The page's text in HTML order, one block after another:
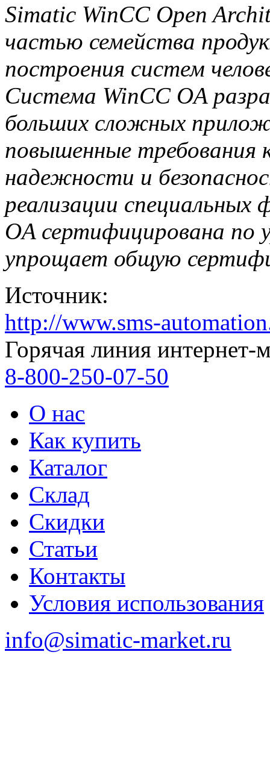
Simatic WinCC Open
частью семейства
построения систем
Система WinCC OA
больших сложных
повышенные
надежности и
реализации специальных
OA сертифицирована по
упрощает общую
Источник:
http://www.sms-
Горячая линия интернет-
8-800-250-07-50
О нас
Как купить
Каталог
Склад
Скидки
Статьи
Контакты
Условия использования
info@simatic-market.ru